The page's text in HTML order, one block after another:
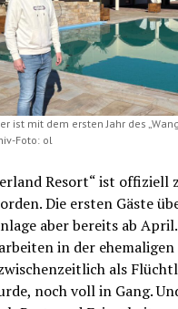
ist mit dem ersten Jahr des
Foto: ol
Resort“ ist offiziell
Die ersten Gäste
aber bereits ab
in der
als
noch voll in Gang.